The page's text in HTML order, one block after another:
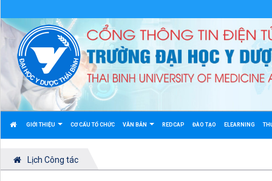
GIỚI THIỆU CƠ CẤU TỔ CHỨC VĂN BẢN REDCAP ĐÀO TẠO ELEARNING
Lịch Công tác